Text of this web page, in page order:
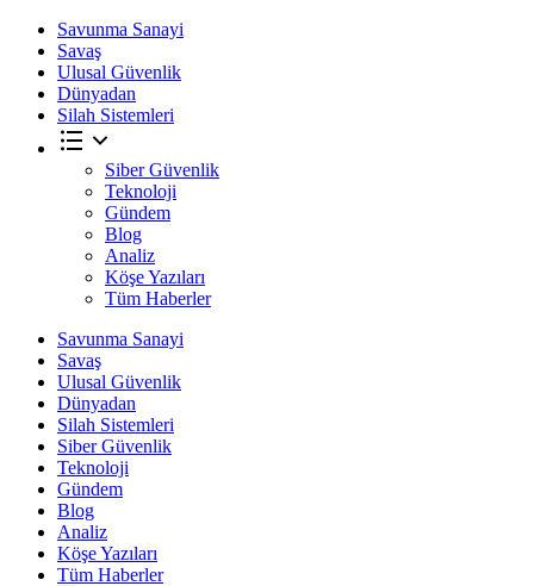
Savunma Sanayi
Savaş
Ulusal Güvenlik
Dünyadan
Silah Sistemleri
Siber Güvenlik
Teknoloji
Gündem
Blog
Analiz
Köşe Yazıları
Tüm Haberler
Savunma Sanayi
Savaş
Ulusal Güvenlik
Dünyadan
Silah Sistemleri
Siber Güvenlik
Teknoloji
Gündem
Blog
Analiz
Köşe Yazıları
Tüm Haberler